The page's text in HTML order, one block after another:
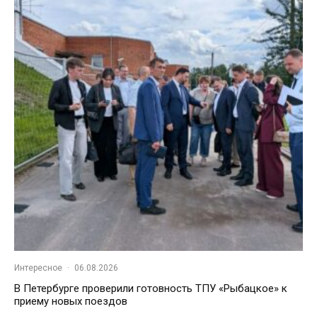
Интересное · 06.08.2026
В Петербурге проверили готовность ТПУ «Рыбацкое» к
приему новых поездов